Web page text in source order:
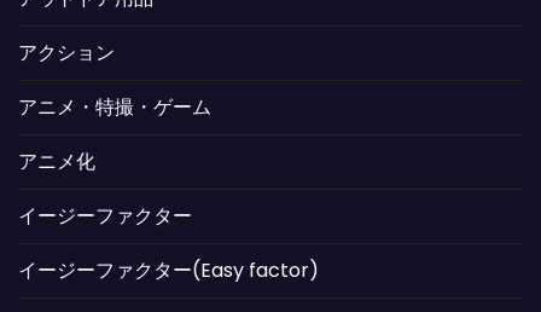
アクション
アニメ・特撮・ゲーム
アニメ化
イージーファクター
イージーファクター(Easy factor)